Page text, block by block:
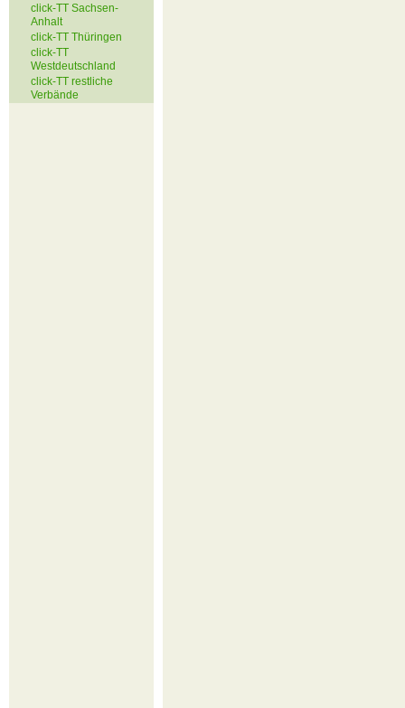
click-TT Sachsen-
Anhalt
click-TT Thüringen
click-TT
Westdeutschland
click-TT restliche
Verbände